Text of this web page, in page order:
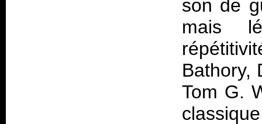
son de
mais
Bathory,
Tom G.